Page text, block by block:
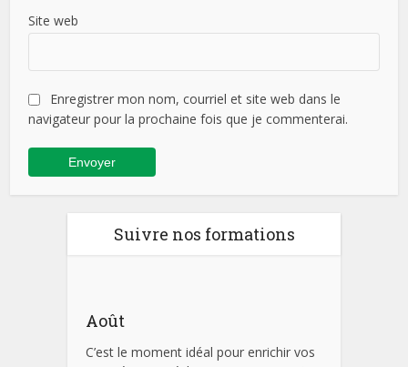
Site web
Enregistrer mon nom, courriel et site web dans le
navigateur pour la prochaine fois que je commenterai.
Suivre nos formations
Août
C’est le moment idéal pour enrichir vos